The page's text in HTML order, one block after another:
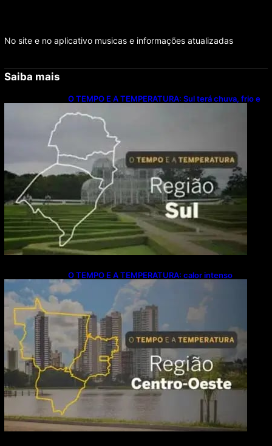
No site e no aplicativo musicas e informações atualizadas
Saiba mais
O TEMPO E A TEMPERATURA: Sul terá chuva, frio e
O TEMPO E A TEMPERATURA: calor intenso
predomina no Centro-Oeste neste domingo (9)